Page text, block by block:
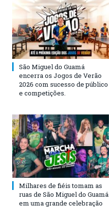
São Miguel do Guamá
encerra os Jogos de Verão
2026 com sucesso de público
e competições.
Milhares de fiéis tomam as
ruas de São Miguel do Guamá
em uma grande celebração